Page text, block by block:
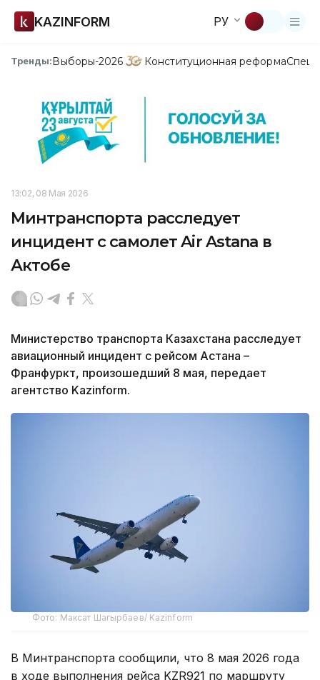
KAZINFORM РУ
Тренды:Выборы-2026 Конституционная реформа
13:02, 08 Мая 2026
Минтранспорта расследует
инцидент с самолет Air Astana в
Актобе
Министерство транспорта Казахстана расследует
авиационный инцидент с рейсом Астана –
Франфуркт, произошедший 8 мая, передает
агентство Kazinform.
Фото: Максат Шагырбаев/ Kazinform
В Минтранспорта сообщили, что 8 мая 2026 года
в ходе выполнения рейса KZR921 по маршруту